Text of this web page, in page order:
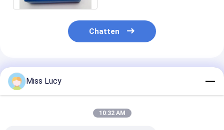
Chatten
Geadviseerde Producten
Miss Lucy
10:32 AM